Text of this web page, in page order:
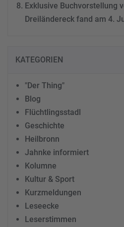
Exklusive Buchvorstellung
Dreiländereck fand am 4.
KATEGORIEN
"Der Thing"
Blog
Flüchtlingsstadl
Geschichte
Heilbronn
Jahnke informiert
Kolumne
Kultur & Sport
Kurzmeldungen
Leseecke
Leserstimmen